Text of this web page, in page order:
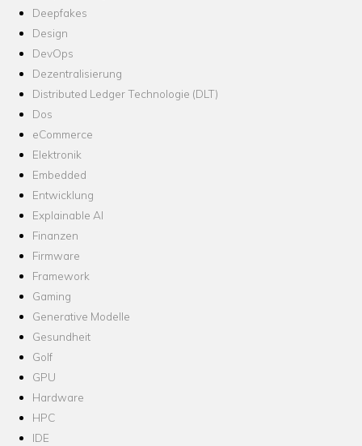
Deepfakes
Design
DevOps
Dezentralisierung
Distributed Ledger Technologie (DLT)
Dos
eCommerce
Elektronik
Embedded
Entwicklung
Explainable AI
Finanzen
Firmware
Framework
Gaming
Generative Modelle
Gesundheit
Golf
GPU
Hardware
HPC
IDE